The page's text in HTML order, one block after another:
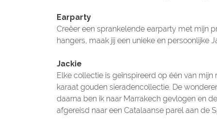
Earparty
Creëer een sprankelende earparty met mijn
hangers, maak jij een unieke en persoonlijke
Jackie
Elke collectie is geïnspireerd op één van
karaat gouden sieradencollectie. De
daarna ben ik naar Marrakech gevlogen en
afgereisd naar een Catalaanse parel aan de